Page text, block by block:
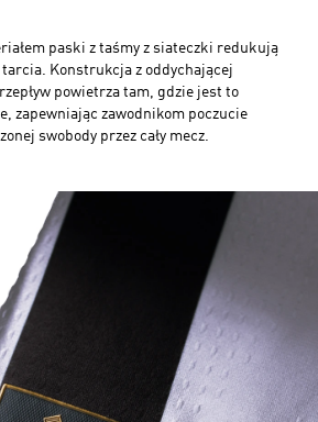
paski z taśmy z siateczki redukują
Konstrukcja z oddychającej
powietrza tam, gdzie jest to
zapewniając zawodnikom poczucie
swobody przez cały mecz.